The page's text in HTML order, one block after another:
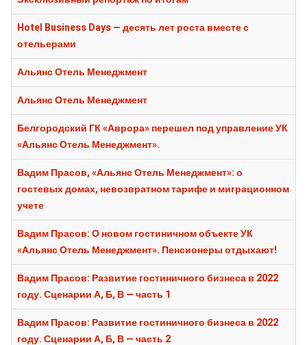
Hotel Business Days — десять лет роста вместе с
отельерами
Альянс Отель Менеджмент
Альянс Отель Менеджмент
Белгородский ГК «Аврора» перешел под управление УК
«Альянс Отель Менеджмент».
Вадим Прасов, «Альянс Отель Менеджмент»: о
гостевых домах, невозвратном тарифе и миграционном
учете
Вадим Прасов: О новом гостиничном объекте УК
«Альянс Отель Менеджмент». Пенсионеры отдыхают!
Вадим Прасов: Развитие гостиничного бизнеса в 2022
году. Сценарии А, Б, В — часть 1
Вадим Прасов: Развитие гостиничного бизнеса в 2022
году. Сценарии А, Б, В — часть 2